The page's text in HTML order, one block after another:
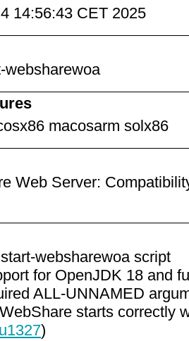
14:56:43 CET 2025
websharewoa
macosarm solx86
Web Server:
websharewoa script
for OpenJDK 18 and
ALL-UNNAMED
starts correctly
u1327)